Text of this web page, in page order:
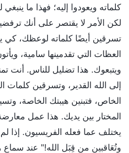
كلماته ويعودوا إليه؛ فهذا ما
لكن الأمر لا يقتصر على أنك
تسرقين أيضًا كلماته لوعظك، كي
العظات التي تقدمينها سامية،
ويتبعوك. هذا تضليل للناس. أنت
إلى الله القدير، وتسرقين كلمات
الخاص، فتبنين هيبتك الخاصة،
المختار بين يديك. هذا عمل
يختلف عما فعله الفريسيون. إذا
وتُعَاقبين من قِبَل الله!" عند